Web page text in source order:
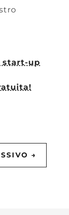
start-up
→